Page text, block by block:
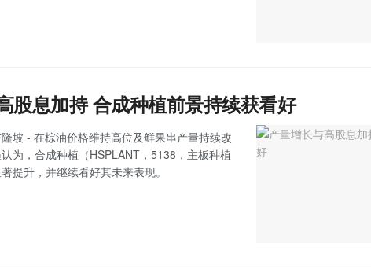
股息加持 合成种植前景持续获看好
坡 - 在棕油价格维持高位及鲜果串产量持续改
为，合成种植（HSPLANT，5138，主板种植
提升，并继续看好其未来表现。